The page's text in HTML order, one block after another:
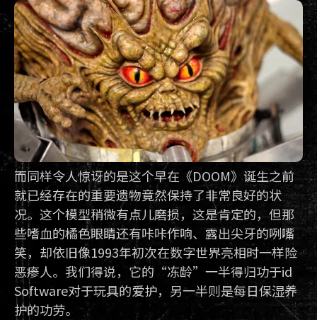
而同样令人惊讶的是这个早在《DOOM》诞生之前
就已经存在的重要遗物竟然保持了非常良好的状
况。这个模型稍微有点儿磨损，这是肯定的，但那
些嗜血的橘色眼睛还有咔咔作响、露出尖牙的咧嘴
笑，却依旧像1993年初次在数字世界亮相时一样险
恶瘆人。我们得说，它的“冻龄”一半得归功于id
Software对于玩具的爱护，另一半则是每日保湿养
护的功劳。